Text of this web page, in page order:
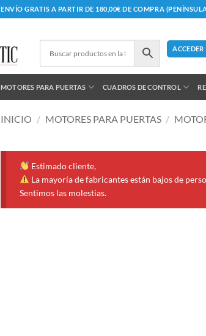
ENVÍO GRATIS A PARTIR DE 180,00€ DE COMPRA
ACCEDER
MOTORES PARA PUERTAS CUADROS DE CONTROL
INICIO / MOTORES PARA PUERTAS /
Estimado cliente,
La mayoría de fabricantes están bajos de
Sentimos las molestias.